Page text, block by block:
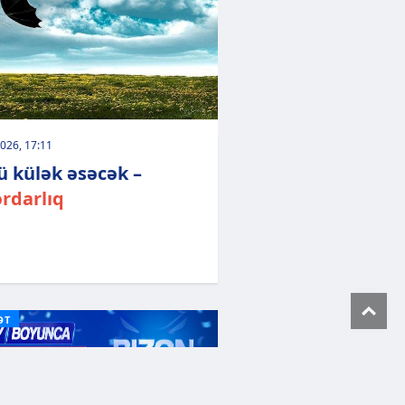
17:11
külək əsəcək –